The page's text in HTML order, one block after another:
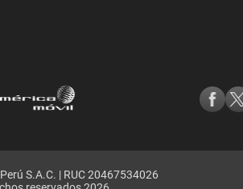
S.A.C. | RUC 20467534026